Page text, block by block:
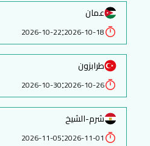
عمان
2026-10-18
:
2026-10-22
طرابزون
2026-10-26
:
2026-10-30
شرم-الشيخ
2026-11-01
:
2026-11-05